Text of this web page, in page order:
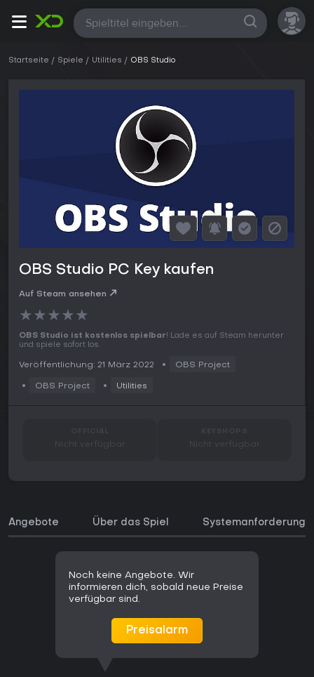
Alle
Startseite Spiele Utilities OBS Studio
OBS Studio PC Key kaufen
Auf Steam ansehen
★★★★★
OBS Studio ist kostenlos spielbar! Lade es auf Steam herunter
und spiele sofort los.
Veröffentlichung: 21 März 2022 OBS Project
OBS Project Utilities
Nicht verfügbar Nicht verfügbar
Angebote Über das Spiel
Noch keine Angebote. Wir
informieren dich, sobald neue Preise
verfügbar sind.
Preisalarm